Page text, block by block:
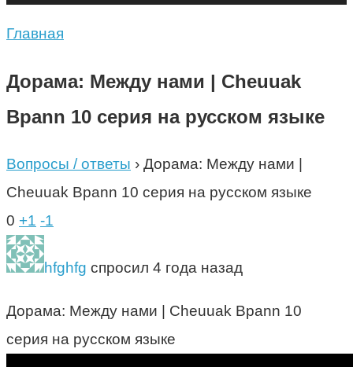
Главная
Дорама: Между нами | Cheuuak
Bpann 10 серия на русском языке
Вопросы / ответы › Дорама: Между нами |
Cheuuak Bpann 10 серия на русском языке
0 +1 -1
hfghfg спросил 4 года назад
Дорама: Между нами | Cheuuak Bpann 10
серия на русском языке